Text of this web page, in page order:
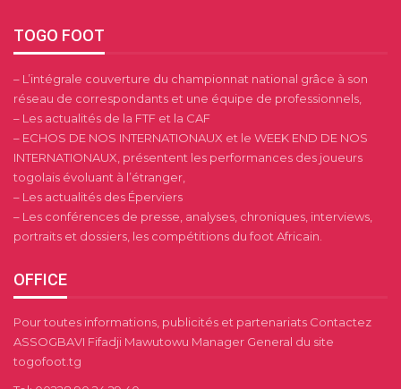
TOGO FOOT
– L’intégrale couverture du championnat national grâce à son
réseau de correspondants et une équipe de professionnels,
– Les actualités de la FTF et la CAF
– ECHOS DE NOS INTERNATIONAUX et le WEEK END DE NOS
INTERNATIONAUX, présentent les performances des joueurs
togolais évoluant à l’étranger,
– Les actualités des Éperviers
– Les conférences de presse, analyses, chroniques, interviews,
portraits et dossiers, les compétitions du foot Africain.
OFFICE
Pour toutes informations, publicités et partenariats Contactez
ASSOGBAVI Fifadji Mawutowu Manager General du site
togofoot.tg